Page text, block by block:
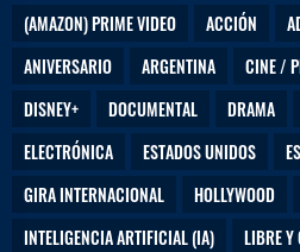
(AMAZON) PRIME VIDEO ACCIÓN
ANIVERSARIO
ARGENTINA CINE /
DISNEY+
DOCUMENTAL DRAMA
ELECTRÓNICA
ESTADOS UNIDOS
GIRA INTERNACIONAL
HOLLYWOOD
INTELIGENCIA ARTIFICIAL (IA)
LIBRE